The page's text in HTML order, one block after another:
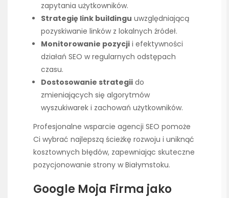
zapytania użytkowników.
Strategię link buildingu uwzględniającą
pozyskiwanie linków z lokalnych źródeł.
Monitorowanie pozycji i efektywności
działań SEO w regularnych odstępach
czasu.
Dostosowanie strategii do
zmieniających się algorytmów
wyszukiwarek i zachowań użytkowników.
Profesjonalne wsparcie agencji SEO pomoże
Ci wybrać najlepszą ścieżkę rozwoju i uniknąć
kosztownych błędów, zapewniając skuteczne
pozycjonowanie strony w Białymstoku.
Google Moja Firma jako